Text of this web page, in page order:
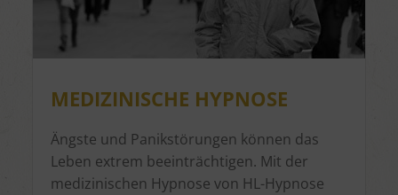
MEDIZINISCHE HYPNOSE
Ängste und Panikstörungen können das
Leben extrem beeinträchtigen. Mit der
medizinischen Hypnose von HL-Hypnose